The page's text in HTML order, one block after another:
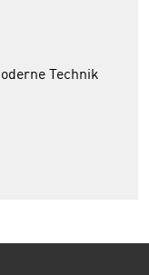
Technik